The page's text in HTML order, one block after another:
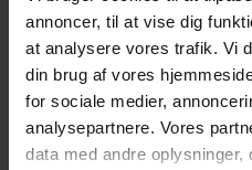
annoncer, til at vise dig
at analysere vores trafik. Vi
din brug af vores
for sociale medier,
analysepartnere. Vores
data med andre
Bliv en del af
Få magiske nyheder om
inspiration direkte i din indbakke.